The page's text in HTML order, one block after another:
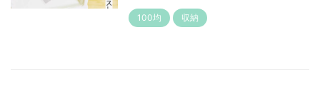
100均 収納